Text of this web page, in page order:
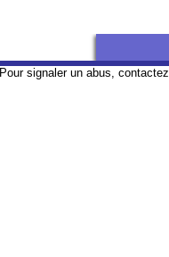
Pour signaler un abus, contactez